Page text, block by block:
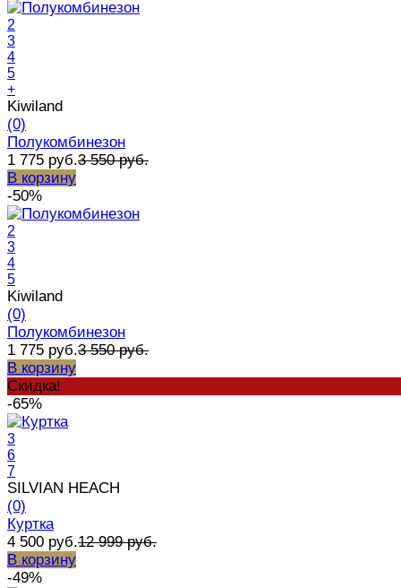
2
3
4
5
+
Kiwiland
(0)
Полукомбинезон
1 775 руб.3 550 руб.
В корзину
-50%
2
3
4
5
Kiwiland
(0)
Полукомбинезон
1 775 руб.3 550 руб.
В корзину
Скидка!
-65%
3
6
7
SILVIAN HEACH
(0)
Куртка
4 500 руб.12 999 руб.
В корзину
-49%